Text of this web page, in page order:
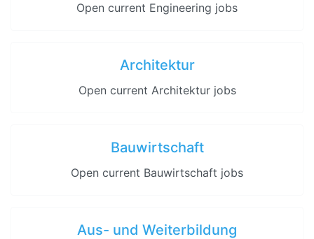
Open current Engineering jobs
Architektur
Open current Architektur jobs
Bauwirtschaft
Open current Bauwirtschaft jobs
Aus- und Weiterbildung